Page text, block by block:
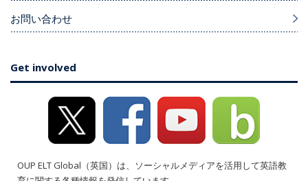
お問い合わせ
Get involved
OUP ELT Global（英国）は、ソーシャルメディアを活用して英語教